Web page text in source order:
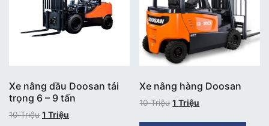
Xe nâng dầu Doosan tải
trọng 6 – 9 tấn
10Triệu 1 Triệu
Xe nâng hàng Doosan
10Triệu 1Triệu